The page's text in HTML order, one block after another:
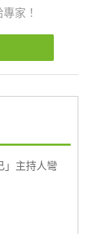
家！
」主持人彎